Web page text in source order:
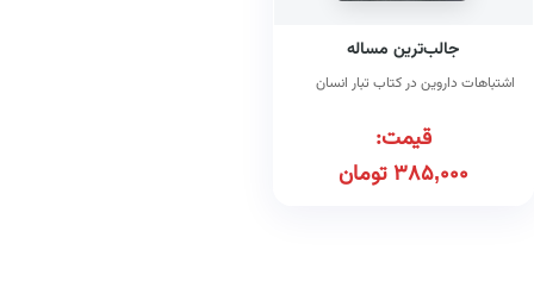
جالب‌ترین مساله
اشتباهات داروین در کتاب تبار انسان
قیمت:
385,000تومان